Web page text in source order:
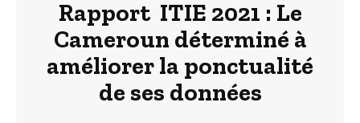
Rapport ITIE 2021 : Le
Cameroun déterminé à
améliorer la ponctualité
de ses données